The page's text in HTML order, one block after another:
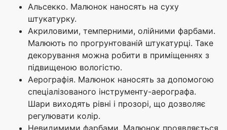
Альсекко. Малюнок наносять на суху
штукатурку.
Акриловими, темперними, олійними фарбами.
Малюють по прогрунтованій штукатурці. Таке
декорування можна робити в приміщеннях з
підвищеною вологістю.
Аерографія. Малюнок наносять за допомогою
спеціалізованого інструменту-аерографа.
Шари виходять рівні і прозорі, що дозволяє
регулювати колір.
Невидимими фарбами. Малюнок проявляється